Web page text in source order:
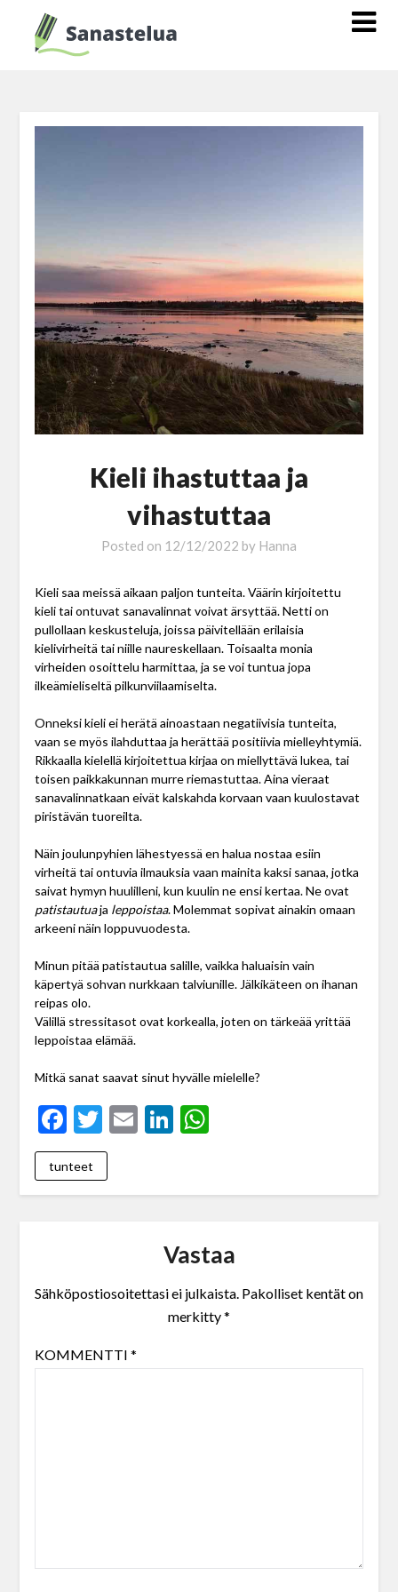
Kieli ihastuttaa ja
vihastuttaa
Posted on 12/12/2022 by Hanna
Kieli saa meissä aikaan paljon tunteita. Väärin kirjoitettu
kieli tai ontuvat sanavalinnat voivat ärsyttää. Netti on
pullollaan keskusteluja, joissa päivitellään erilaisia
kielivirheitä tai niille naureskellaan. Toisaalta monia
virheiden osoittelu harmittaa, ja se voi tuntua jopa
ilkeämieliseltä pilkunviilaamiselta.
Onneksi kieli ei herätä ainoastaan negatiivisia tunteita,
vaan se myös ilahduttaa ja herättää positiivia mielleyhtymiä.
Rikkaalla kielellä kirjoitettua kirjaa on miellyttävä lukea, tai
toisen paikkakunnan murre riemastuttaa. Aina vieraat
sanavalinnatkaan eivät kalskahda korvaan vaan kuulostavat
piristävän tuoreilta.
Näin joulunpyhien lähestyessä en halua nostaa esiin
virheitä tai ontuvia ilmauksia vaan mainita kaksi sanaa, jotka
saivat hymyn huulilleni, kun kuulin ne ensi kertaa. Ne ovat
patistautuaja leppoistaa. Molemmat sopivat ainakin omaan
arkeeni näin loppuvuodesta.
Minun pitää patistautua salille, vaikka haluaisin vain
käpertyä sohvan nurkkaan talviunille. Jälkikäteen on ihanan
reipas olo.
Välillä stressitasot ovat korkealla, joten on tärkeää yrittää
leppoistaa elämää.
Mitkä sanat saavat sinut hyvälle mielelle?
Facebook
Twitter
EmailLinkedIn
WhatsApp
tunteet
Vastaa
Sähköpostiosoitettasi ei julkaista. Pakolliset kentät on
merkitty*
KOMMENTTI *